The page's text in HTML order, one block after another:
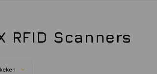
RFID Scanners